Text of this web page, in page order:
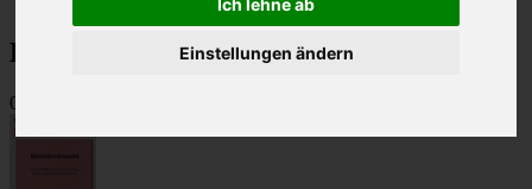
Ich lehne ab
Einstellungen ändern
Bestseller
01